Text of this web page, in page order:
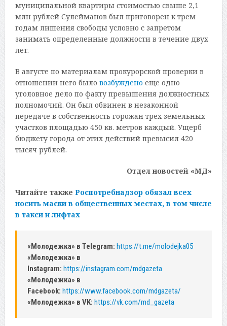
муниципальной квартиры стоимостью свыше 2,1
млн рублей Сулейманов был приговорен к трем
годам лишения свободы условно с запретом
занимать определенные должности в течение двух
лет.
В августе по материалам прокурорской проверки в
отношении него было возбуждено еще одно
уголовное дело по факту превышения должностных
полномочий. Он был обвинен в незаконной
передаче в собственность горожан трех земельных
участков площадью 450 кв. метров каждый. Ущерб
бюджету города от этих действий превысил 420
тысяч рублей.
Отдел новостей «МД»
Читайте также Роспотребнадзор обязал всех
носить маски в общественных местах, в том числе
в такси и лифтах
«Молодежка» в Telegram: https://t.me/molodejka05
«Молодежка» в
Instagram: https://instagram.com/mdgazeta
«Молодежка» в
Facebook: https://www.facebook.com/mdgazeta/
«Молодежка» в VK: https://vk.com/md_gazeta